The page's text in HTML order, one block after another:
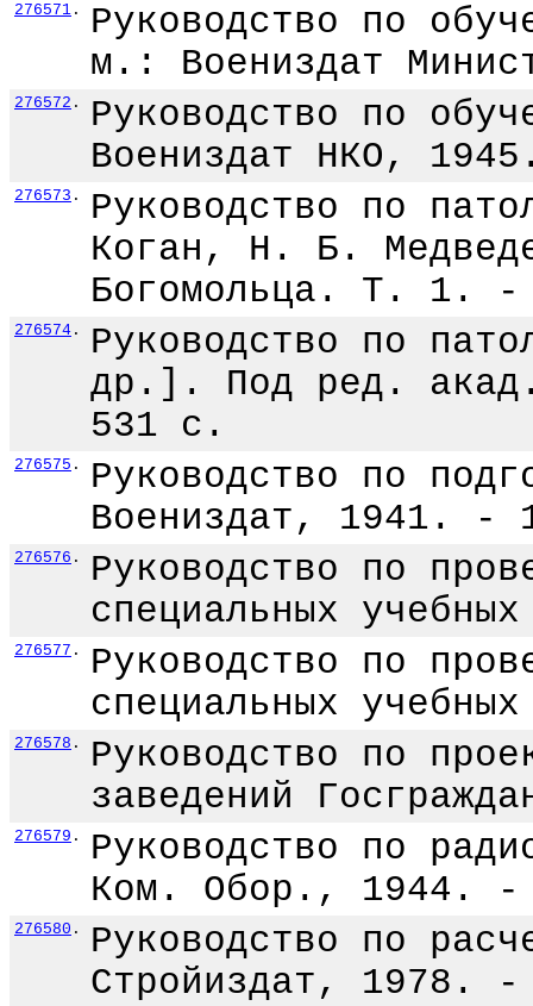
276571 .
Руководство по
м.: Воениздат
276572 .
Руководство по
Воениздат НКО,
276573 .
Руководство по
Коган, Н. Б.
Богомольца. Т. 1.
276574 .
Руководство по
др.]. Под ред.
531 с.
276575 .
Руководство по
Воениздат, 1941.
276576 .
Руководство по
специальных
276577 .
Руководство по
специальных
276578 .
Руководство по
заведений
276579 .
Руководство по
Ком. Обор., 1944.
276580 .
Руководство по
Стройиздат, 1978.